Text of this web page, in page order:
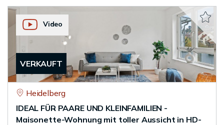
VERKAUFT
Video
Heidelberg
IDEAL FÜR PAARE UND KLEINFAMILIEN -
Maisonette-Wohnung mit toller Aussicht in HD-